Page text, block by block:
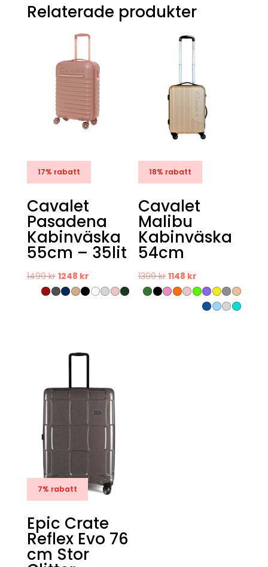
Relaterade produkter
17% rabatt
Cavalet
Pasadena
Kabinväska
55cm – 35lit
1499kr Det
ursprungliga
1248 krDet
nuvarande
18% rabatt
Cavalet
Malibu
Kabinväska
54cm
1399kr Det
ursprungliga
1148 kr
nuvarande
priset
7% rabatt
Epic Crate
Reflex Evo 76
cm Stor